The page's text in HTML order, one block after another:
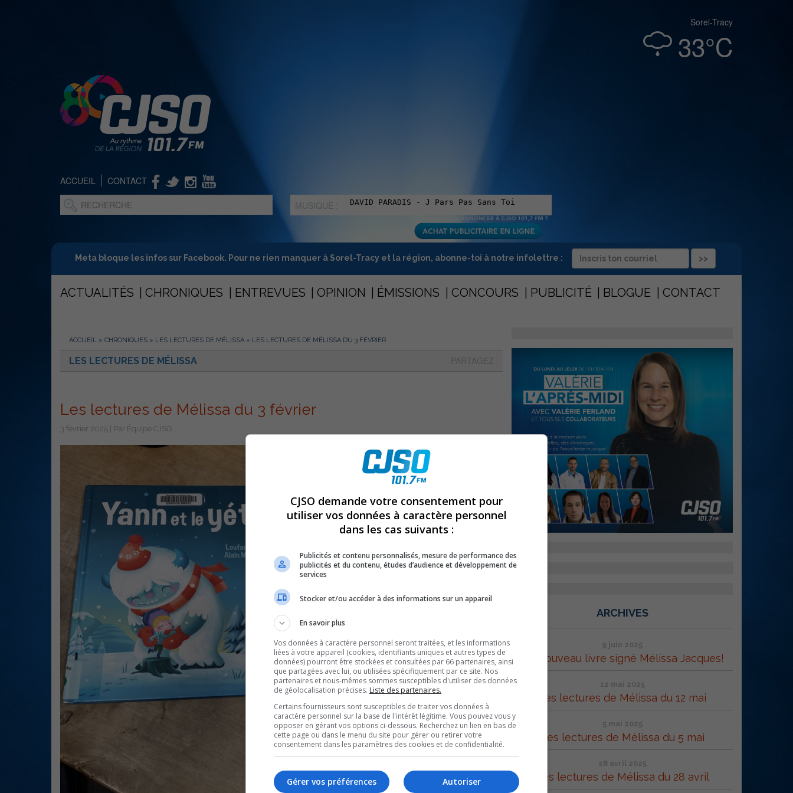
Sorel-Tracy
33°C
ACCUEIL CONTACT
MUSIQUE :
Meta bloque les infos sur Facebook. Pour ne rien manquer à Sorel-Tracy et la région, abonne-toi à notre infolettre :
ACTUALITÉS CHRONIQUES ENTREVUES OPINION ÉMISSIONS CONCOURS PUBLICITÉ BLOGUE CONTACT
ACCUEIL » CHRONIQUES » LES LECTURES DE MÉLISSA » LES LECTURES DE MÉLISSA DU 3 FÉVRIER
LES LECTURES DE MÉLISSA PARTAGEZ
Les lectures de Mélissa du 3 février
3 février 2025 | Par Équipe CJSO
ARCHIVES
9 juin 2025
Un nouveau livre signé Mélissa Jacques!
12 mai 2025
Les lectures de Mélissa du 12 mai
5 mai 2025
Les lectures de Mélissa du 5 mai
28 avril 2025
Les lectures de Mélissa du 28 avril
CJSO demande votre consentement pour
utiliser vos données à caractère personnel
dans les cas suivants :
Publicités et contenu personnalisés, mesure de performance des
publicités et du contenu, études d’audience et développement de
services
Stocker et/ou accéder à des informations sur un appareil
En savoir plus
Vos données à caractère personnel seront traitées, et les informations
liées à votre appareil (cookies, identifiants uniques et autres types de
données) pourront être stockées et consultées par 66 partenaires, ainsi
que partagées avec lui, ou utilisées spécifiquement par ce site. Nos
partenaires et nous-mêmes sommes susceptibles d'utiliser des données
de géolocalisation précises. Liste des partenaires.
Certains fournisseurs sont susceptibles de traiter vos données à
caractère personnel sur la base de l'intérêt légitime. Vous pouvez vous y
opposer en gérant vos options ci-dessous. Recherchez un lien en bas de
cette page ou dans le menu du site pour gérer ou retirer votre
consentement dans les paramètres des cookies et de confidentialité.
Autoriser
Gérer vos préférences